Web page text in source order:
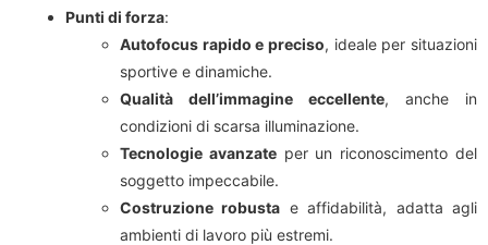
Punti di forza:
Autofocus rapido e preciso, ideale per situazioni
sportive e dinamiche.
Qualità dell’immagine eccellente, anche in
condizioni di scarsa illuminazione.
Tecnologie avanzateper un riconoscimento del
soggetto impeccabile.
Costruzione robusta e affidabilità, adatta agli
ambienti di lavoro più estremi.